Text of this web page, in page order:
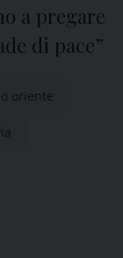
a pregare
di pace”
oriente